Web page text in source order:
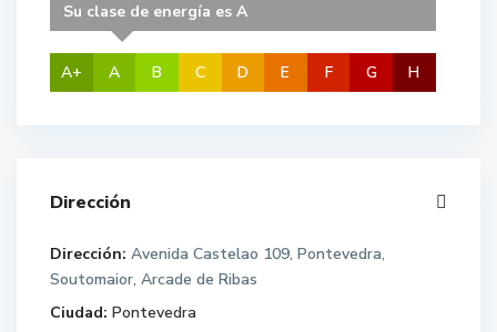
A+
Su clase de energía es A
A B C D E F G H
Dirección
Dirección: Avenida Castelao 109, Pontevedra,
Soutomaior, Arcade de Ribas
Ciudad: Pontevedra